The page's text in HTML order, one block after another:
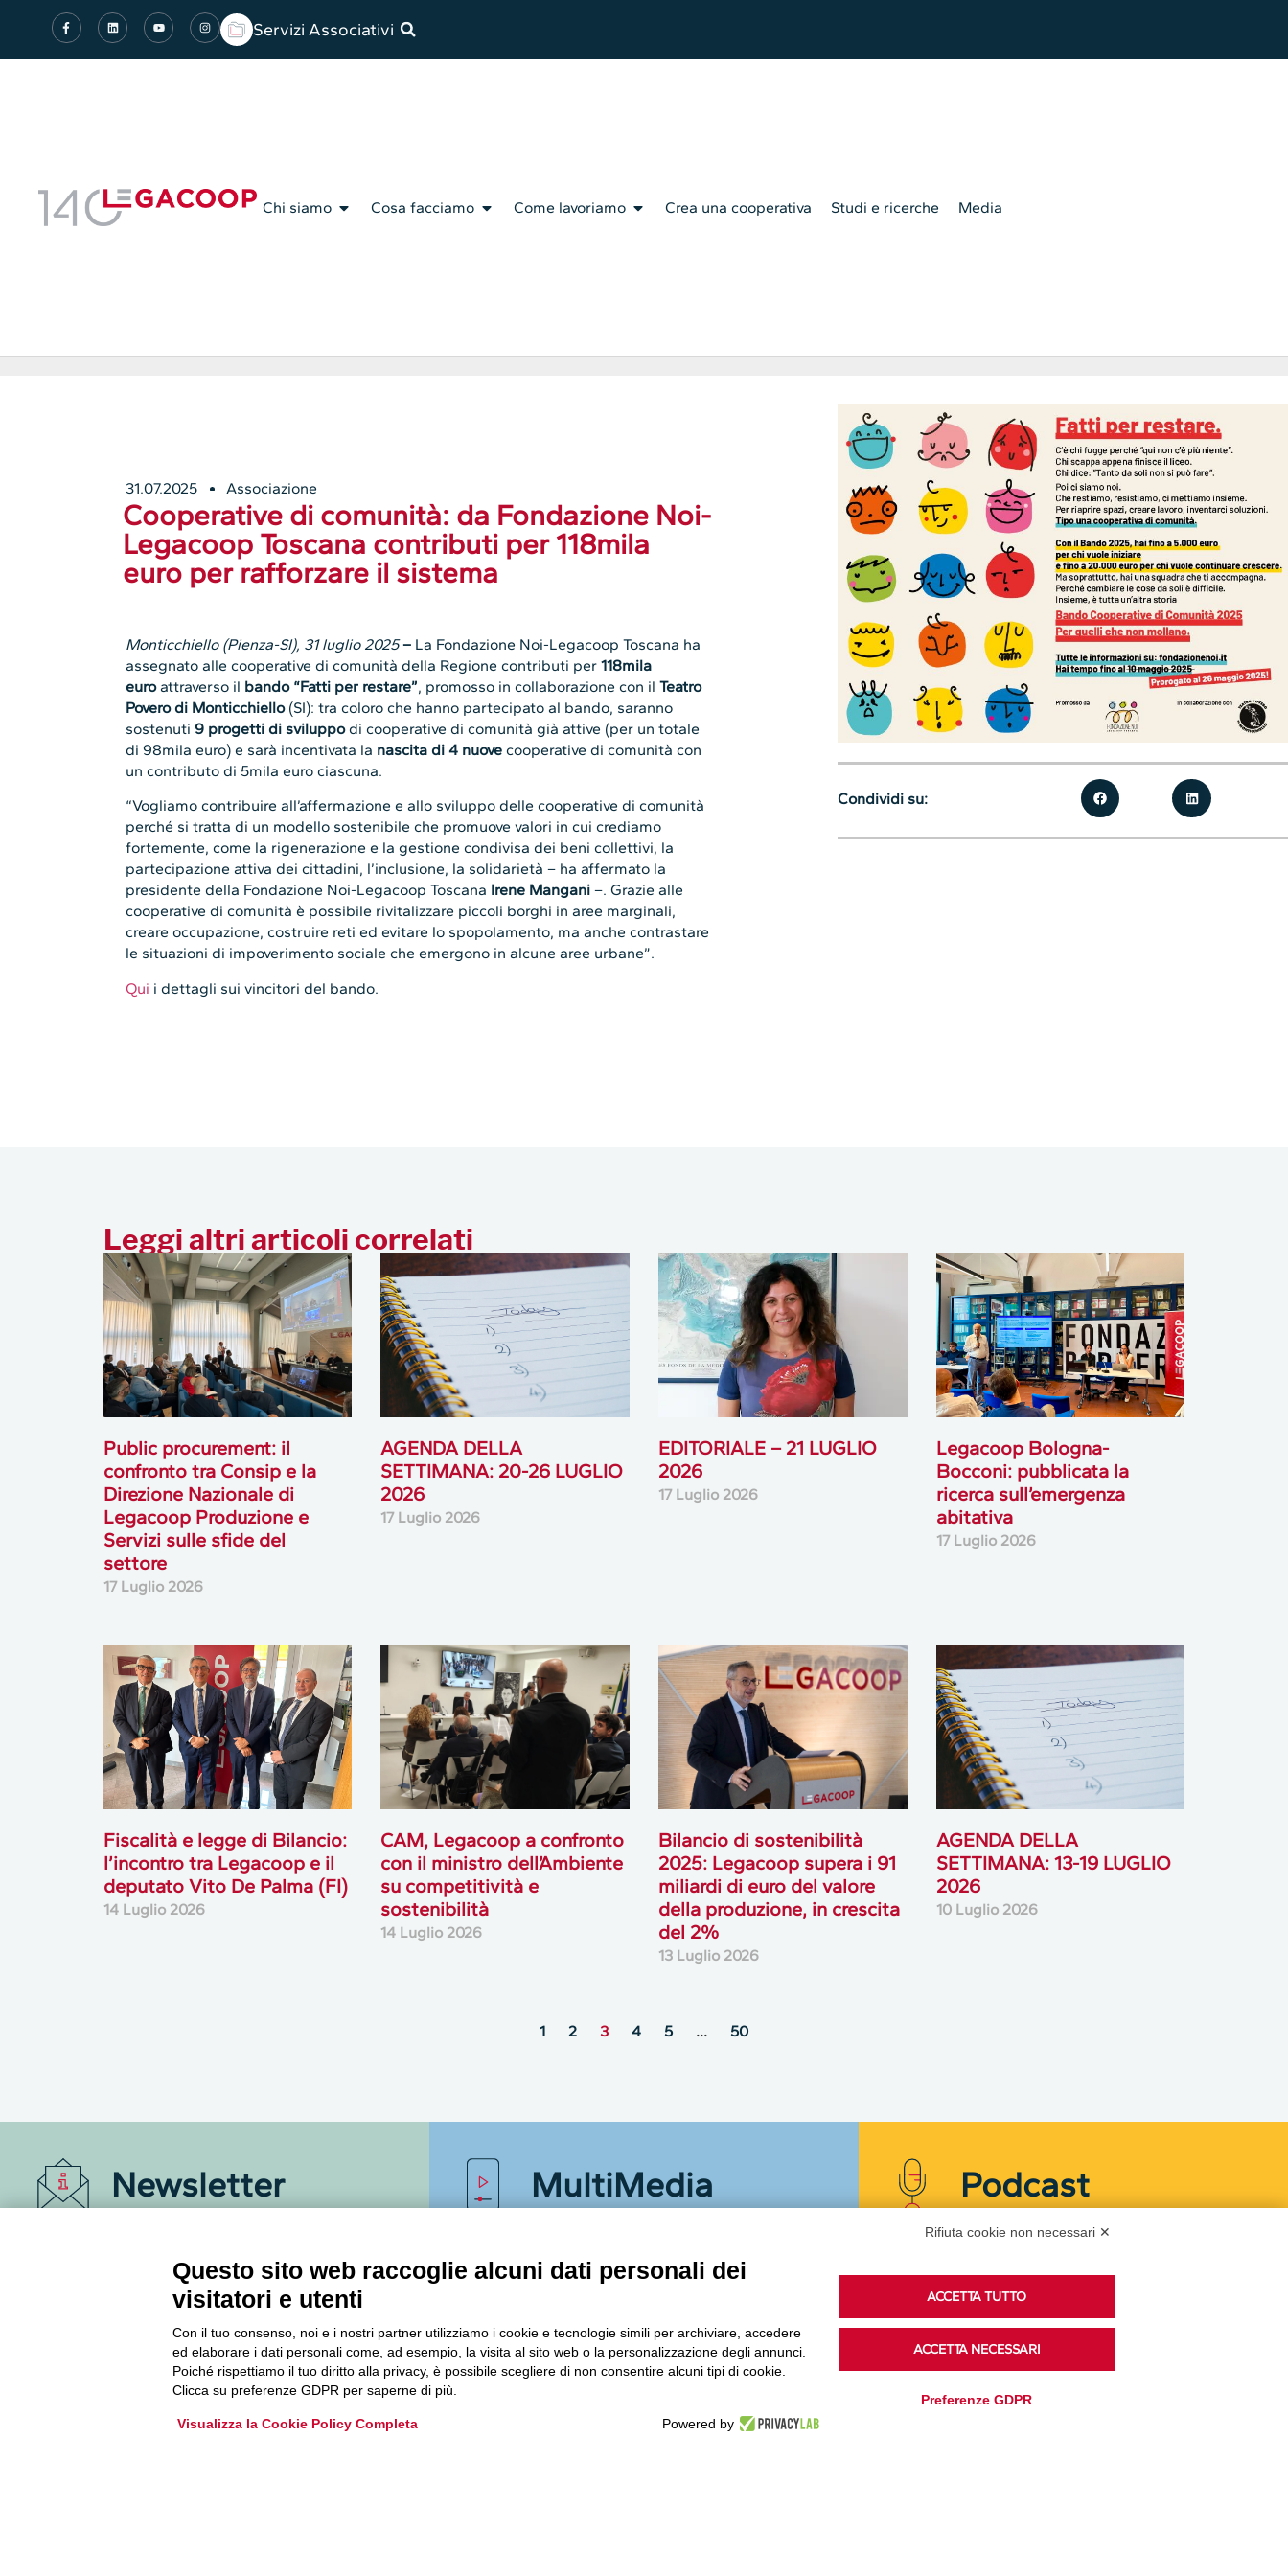
Servizi Associativi
Chi siamo Cosa facciamo Come lavoriamo Crea una cooperativa Studi e ricerche Media
31.07.2025 Associazione
Cooperative di comunità: da Fondazione Noi-
Legacoop Toscana contributi per 118mila
euro per rafforzare il sistema
Monticchiello (Pienza-SI), 31 luglio 2025– La Fondazione Noi-Legacoop Toscana ha
assegnato alle cooperative di comunità della Regione contributi per118mila
euroattraverso il bando “Fatti per restare”, promosso in collaborazione con ilTeatro
Povero di Monticchiello (SI): tra coloro che hanno partecipato al bando, saranno
sostenuti9 progetti di sviluppodi cooperative di comunità già attive (per un totale
di 98mila euro) e sarà incentivata la nascita di 4 nuove cooperative di comunità con
un contributo di 5mila euro ciascuna.
“Vogliamo contribuire all’affermazione e allo sviluppo delle cooperative di comunità
perché si tratta di un modello sostenibile che promuove valori in cui crediamo
fortemente, come la rigenerazione e la gestione condivisa dei beni collettivi, la
partecipazione attiva dei cittadini, l’inclusione, la solidarietà – ha affermato la
presidente della Fondazione Noi-Legacoop Toscana Irene Mangani –. Grazie alle
cooperative di comunità è possibile rivitalizzare piccoli borghi in aree marginali,
creare occupazione, costruire reti ed evitare lo spopolamento, ma anche contrastare
le situazioni di impoverimento sociale che emergono in alcune aree urbane”.
Qui i dettagli sui vincitori del bando.
Condividi su:
Leggi altri articoli correlati
Public procurement: il
confronto tra Consip e la
Direzione Nazionale di
Legacoop Produzione e
Servizi sulle sfide del
settore
17 Luglio 2026
AGENDA DELLA
SETTIMANA: 20-26 LUGLIO
2026
17 Luglio 2026
EDITORIALE – 21 LUGLIO
2026
17 Luglio 2026
Legacoop Bologna-
Bocconi: pubblicata la
ricerca sull’emergenza
abitativa
17 Luglio 2026
Fiscalità e legge di Bilancio:
l’incontro tra Legacoop e il
deputato Vito De Palma (FI)
14 Luglio 2026
CAM, Legacoop a confronto
con il ministro dell’Ambiente
su competitività e
sostenibilità
14 Luglio 2026
Bilancio di sostenibilità
2025: Legacoop supera i 91
miliardi di euro del valore
della produzione, in crescita
del 2%
13 Luglio 2026
AGENDA DELLA
SETTIMANA: 13-19 LUGLIO
2026
10 Luglio 2026
1 2 3 4 5 … 50
Newsletter
Informazioni per restare sempre aggiornati sul
mondo della cooperazione.
Archivio Newsletter
MultiMedia
Guarda i nostri video, storie e webinar.
Accedi a Youtube
Podcast
su Spreaker.
Rifiuta cookie non necessari ✕
Questo sito web raccoglie alcuni dati personali dei
visitatori e utenti
Con il tuo consenso, noi e i nostri partner utilizziamo i cookie e tecnologie simili per archiviare, accedere
ed elaborare i dati personali come, ad esempio, la visita al sito web o la personalizzazione degli annunci.
Poiché rispettiamo il tuo diritto alla privacy, è possibile scegliere di non consentire alcuni tipi di cookie.
Clicca su preferenze GDPR per saperne di più.
Visualizza la Cookie Policy Completa Powered by
ACCETTA TUTTO
ACCETTA NECESSARI
Preferenze GDPR